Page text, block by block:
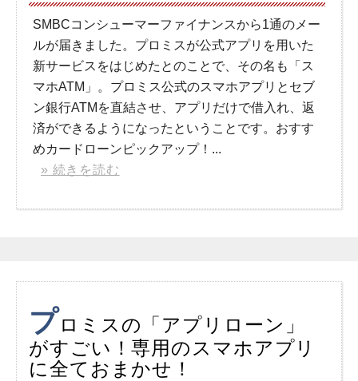
SMBCコンシューマーファイナンスから1通のメー
ルが届きました。プロミスが公式アプリを用いた
新サービスをはじめたとのことで、その名も「ス
マホATM」。プロミス公式のスマホアプリとセブ
ン銀行ATMを直結させ、アプリだけで借入れ、返
済ができるようになったということです。おすす
めカードローンピックアップ！...
» 続きを読む
プロミスの「アプリローン」
がすごい！専用のスマホアプリ
に全ておまかせ！